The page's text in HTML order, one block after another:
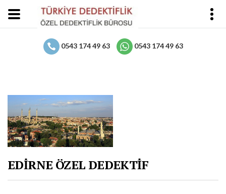
0543 174 49 63 0543 174 49 63
EDİRNE ÖZEL DEDEKTİF